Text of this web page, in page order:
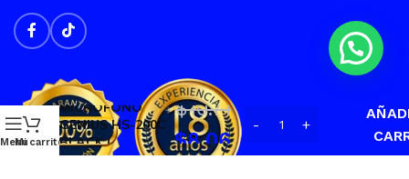
AUDIFONO CON
MICROFONO
GENIUS HS-200C
BLACK (
31710151104 )
$10.71
$8.06
MenuMi carrito